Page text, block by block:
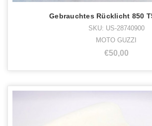
Gebrauchtes Rücklicht 850
SKU: US-28740900
MOTO GUZZI
€50,00